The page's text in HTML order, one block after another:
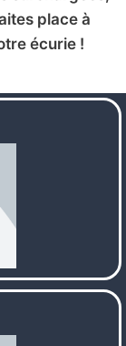
place à
écurie !